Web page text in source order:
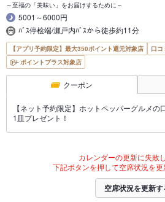
～至福の「美味い」をお届けするために～
5001～6000円
ﾊﾞｽ停桧端/瀬戸内ﾊﾞｽから徒歩約11分
【アプリ予約限定】最大350ポイント還元対象店
口
ポイントプラス対象店
クーポン
【ネット予約限定】ホットペッパーグルメの
1皿プレゼント！
カレンダーの更新に失敗
下記ボタンを押して空席状況を更
空席状況を更新す